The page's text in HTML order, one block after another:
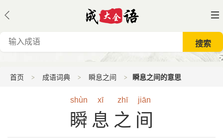
首页 成语词典 瞬息之间 瞬息之间的意思
shùn xī zhī jiān
瞬息之间